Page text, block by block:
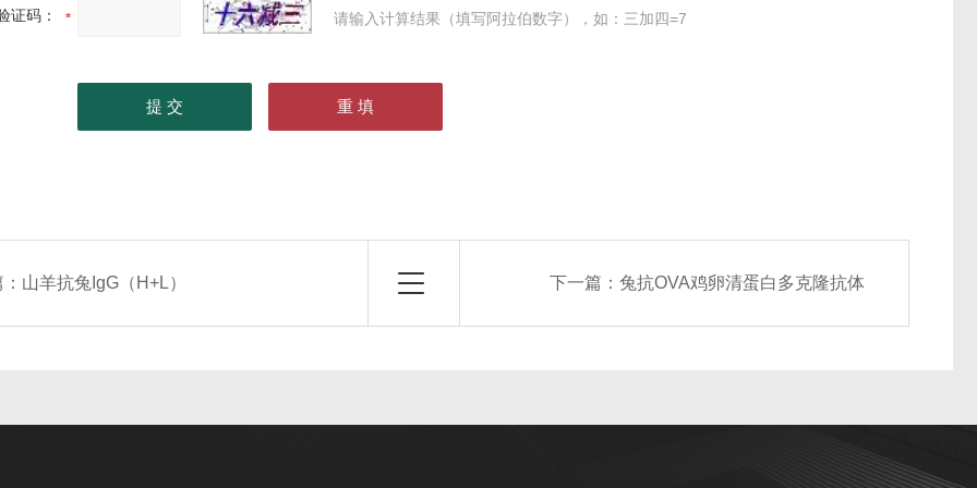
证码： 请输入计算结果（填写阿拉伯数字），如：三加四=7
山羊抗兔IgG（H+L） 下一篇： 兔抗OVA鸡卵清蛋白多克隆抗体